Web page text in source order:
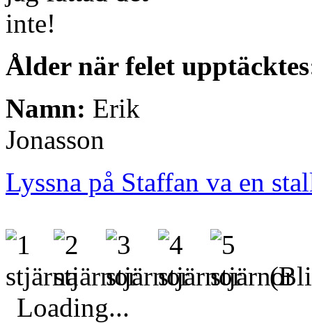
inte!
Ålder när felet
Namn: Erik
Jonasson
Lyssna på Staffan va en
(Bli
Loading...